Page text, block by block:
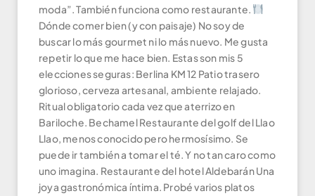
moda”. También funciona como restaurante.
Dónde comer bien (y con paisaje) No soy de
buscar lo más gourmet ni lo más nuevo. Me gusta
repetir lo que me hace bien. Estas son mis 5
elecciones seguras: Berlina KM 12 Patio trasero
glorioso, cerveza artesanal, ambiente relajado.
Ritual obligatorio cada vez que aterrizo en
Bariloche. Bechamel Restaurante del golf del Llao
Llao, menos conocido pero hermosísimo. Se
puede ir también a tomar el té. Y no tan caro como
uno imagina. Restaurante del hotel Aldebarán Una
joya gastronómica íntima. Probé varios platos